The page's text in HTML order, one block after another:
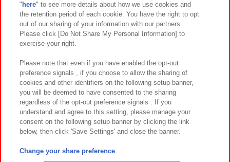
関連会社 サステナビリティ サイトポリシー
プライバシーポリシー ウェブアクセシビリティ方針と検証結果
お取引先さまとともに
カスタマーハラスメント対応方針 よくあるご質問・お問い合わせ
©Bandai Namco Amusement Inc.
©Bandai Namco Amusement Lab Inc.
" here" to see more details about how we use cookies and
the retention period of each cookie. You have the right to opt
out of our sharing of your information with our partners.
Please click [Do Not Share My Personal Information] to
exercise your right.
Please note that even if you have enabled the opt-out
preference signals , if you choose to allow the sharing of
cookies and other identifiers on the following setup banner,
you will be deemed to have consented to the sharing
regardless of the opt-out preference signals . If you
understand and agree to this setting, please manage your
consent on the following setup banner by clicking the link
below, then click 'Save Settings' and close the banner.
Change your share preference